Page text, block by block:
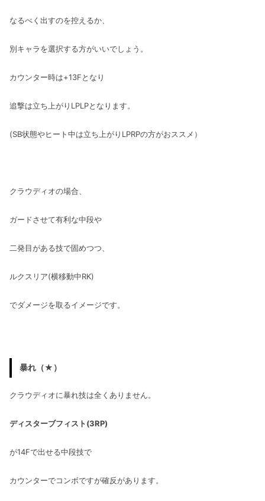
なるべく出すのを控えるか、
別キャラを選択する方がいいでしょう。
カウンター時は+13Fとなり
追撃は立ち上がりLPLPとなります。
(SB状態やヒート中は立ち上がりLPRPの方がおススメ）
クラウディオの場合、
ガードさせて有利な中段や
二発目がある技で固めつつ、
ルクスリア(横移動中RK)
でダメージを取るイメージです。
暴れ（★）
クラウディオに暴れ技は全くありません。
ディスターブフィスト(3RP)
が14Fで出せる中段技で
カウンターでコンボですが確反があります。